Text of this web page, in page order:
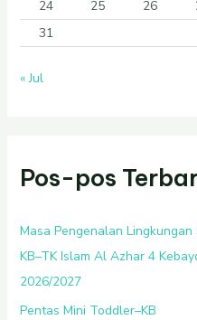
24
25 26
31
« Jul
Pos-pos
Masa Pengenalan
KB–TK Islam Al Azhar 4
2026/2027
Pentas Mini Toddler–KB